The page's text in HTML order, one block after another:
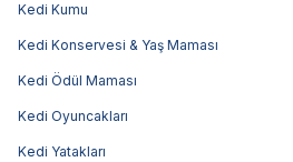
Kedi Kumu
Kedi Konservesi & Yaş Maması
Kedi Ödül Maması
Kedi Oyuncakları
Kedi Yatakları